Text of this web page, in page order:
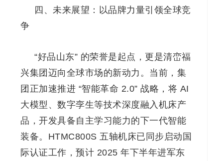
四、未来展望：以品牌力量引领全球竞
争
“好品山东” 的荣誉是起点，更是清峦福
兴集团迈向全球市场的新动力。当前，集
团正加速推进 “智能革命 2.0” 战略，将 AI
大模型、数字孪生等技术深度融入机床产
品，开发具备自主学习能力的下一代智能
装备。HTMC800S 五轴机床已同步启动国
际认证工作，预计 2025 年下半年进军东